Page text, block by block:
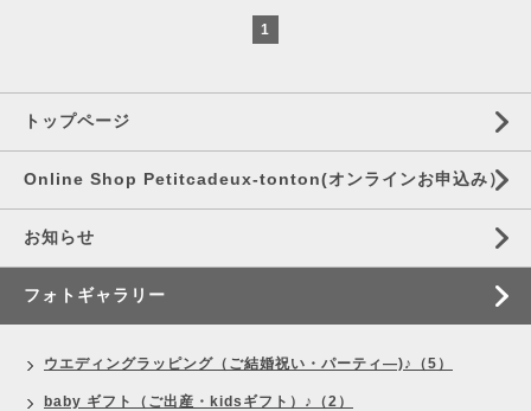
1
トップページ
Online Shop Petitcadeux-tonton(オンラインお申込み）
お知らせ
フォトギャラリー
ウエディングラッピング（ご結婚祝い・パーティ―)♪（5）
baby ギフト（ご出産・kidsギフト）♪（2）